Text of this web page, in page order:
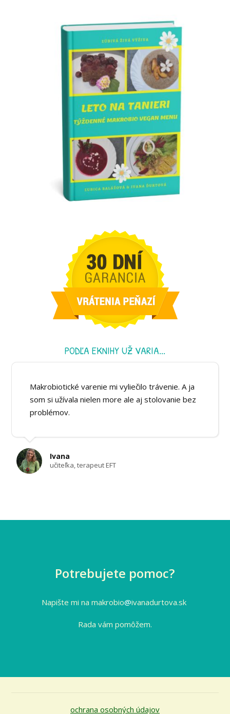
PODĽA EKNIHY UŽ VARIA...
Makrobiotické varenie mi vyliečilo trávenie. A ja
som si užívala nielen more ale aj stolovanie bez
problémov.
Ivana
učiteľka, terapeut EFT
Potrebujete pomoc?
Napište mi na makrobio@ivanadurtova.sk
Rada vám pomôžem.
ochrana osobných údajov